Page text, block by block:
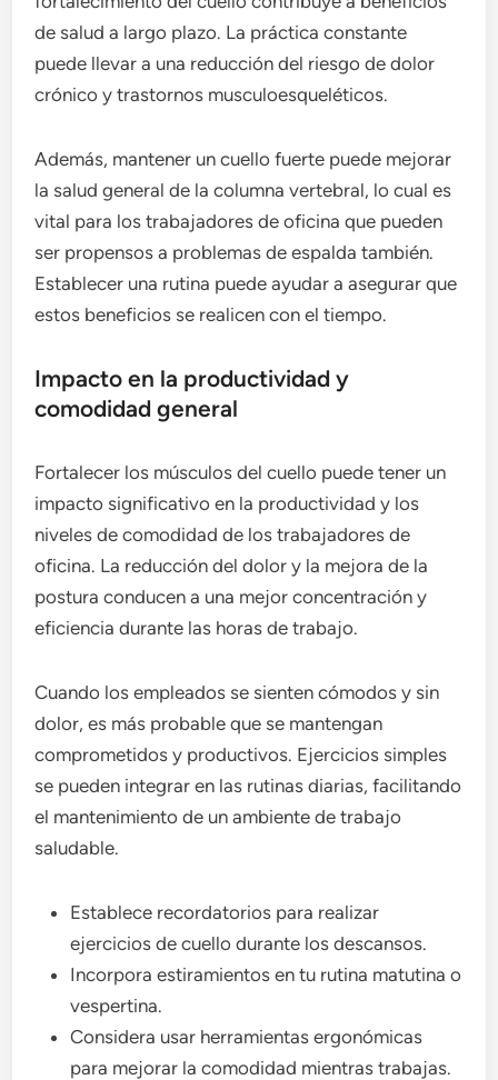
de salud a largo plazo. La práctica constante
puede llevar a una reducción del riesgo de dolor
crónico y trastornos musculoesqueléticos.
Además, mantener un cuello fuerte puede mejorar
la salud general de la columna vertebral, lo cual es
vital para los trabajadores de oficina que pueden
ser propensos a problemas de espalda también.
Establecer una rutina puede ayudar a asegurar que
estos beneficios se realicen con el tiempo.
Impacto en la productividad y
comodidad general
Fortalecer los músculos del cuello puede tener un
impacto significativo en la productividad y los
niveles de comodidad de los trabajadores de
oficina. La reducción del dolor y la mejora de la
postura conducen a una mejor concentración y
eficiencia durante las horas de trabajo.
Cuando los empleados se sienten cómodos y sin
dolor, es más probable que se mantengan
comprometidos y productivos. Ejercicios simples
se pueden integrar en las rutinas diarias, facilitando
el mantenimiento de un ambiente de trabajo
saludable.
Establece recordatorios para realizar
ejercicios de cuello durante los descansos.
Incorpora estiramientos en tu rutina matutina o
vespertina.
Considera usar herramientas ergonómicas
para mejorar la comodidad mientras trabajas.